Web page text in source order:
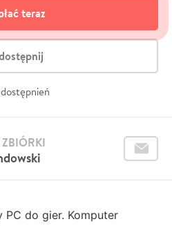
teraz
PC do gier. Komputer